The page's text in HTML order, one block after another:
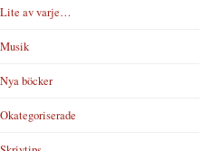
Lite av varje…
Musik
Nya böcker
Okategoriserade